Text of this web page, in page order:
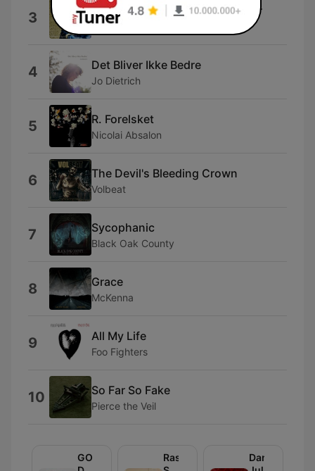
3 Digtet Til Den Smarte Bartender
Kanonkongen
4 Det Bliver Ikke Bedre
Jo Dietrich
5 R. Forelsket
Nicolai Absalon
6 The Devil's Bleeding Crown
Volbeat
7 Sycophanic
Black Oak County
8 Grace
McKenna
9 All My Life
Foo Fighters
10 So Far So Fake
Pierce the Veil
GO'NOVA
Rasmus
Daniels